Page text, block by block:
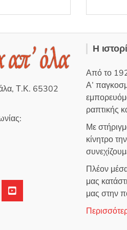
γ
η
ε
μ
α
π
5
Τ.Κ. 65302
Η
Από το
Α’
ραπτικής
Με
κίνητρο
Πλέον
μας
μας στην